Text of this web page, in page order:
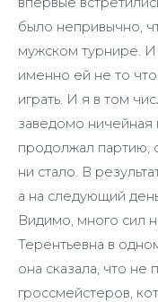
было непривычно,
мужском турнире. И
именно ей не то
играть. И я в том
заведомо
продолжал партию,
ни стало. В
а на следующий
Видимо, много сил
Терентьевна в
она сказала, что не
гроссмейстеров,